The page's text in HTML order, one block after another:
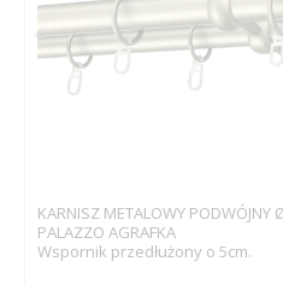
KARNISZ METALOWY
PALAZZO AGRAFKA
Wspornik przedłużony o 5cm.